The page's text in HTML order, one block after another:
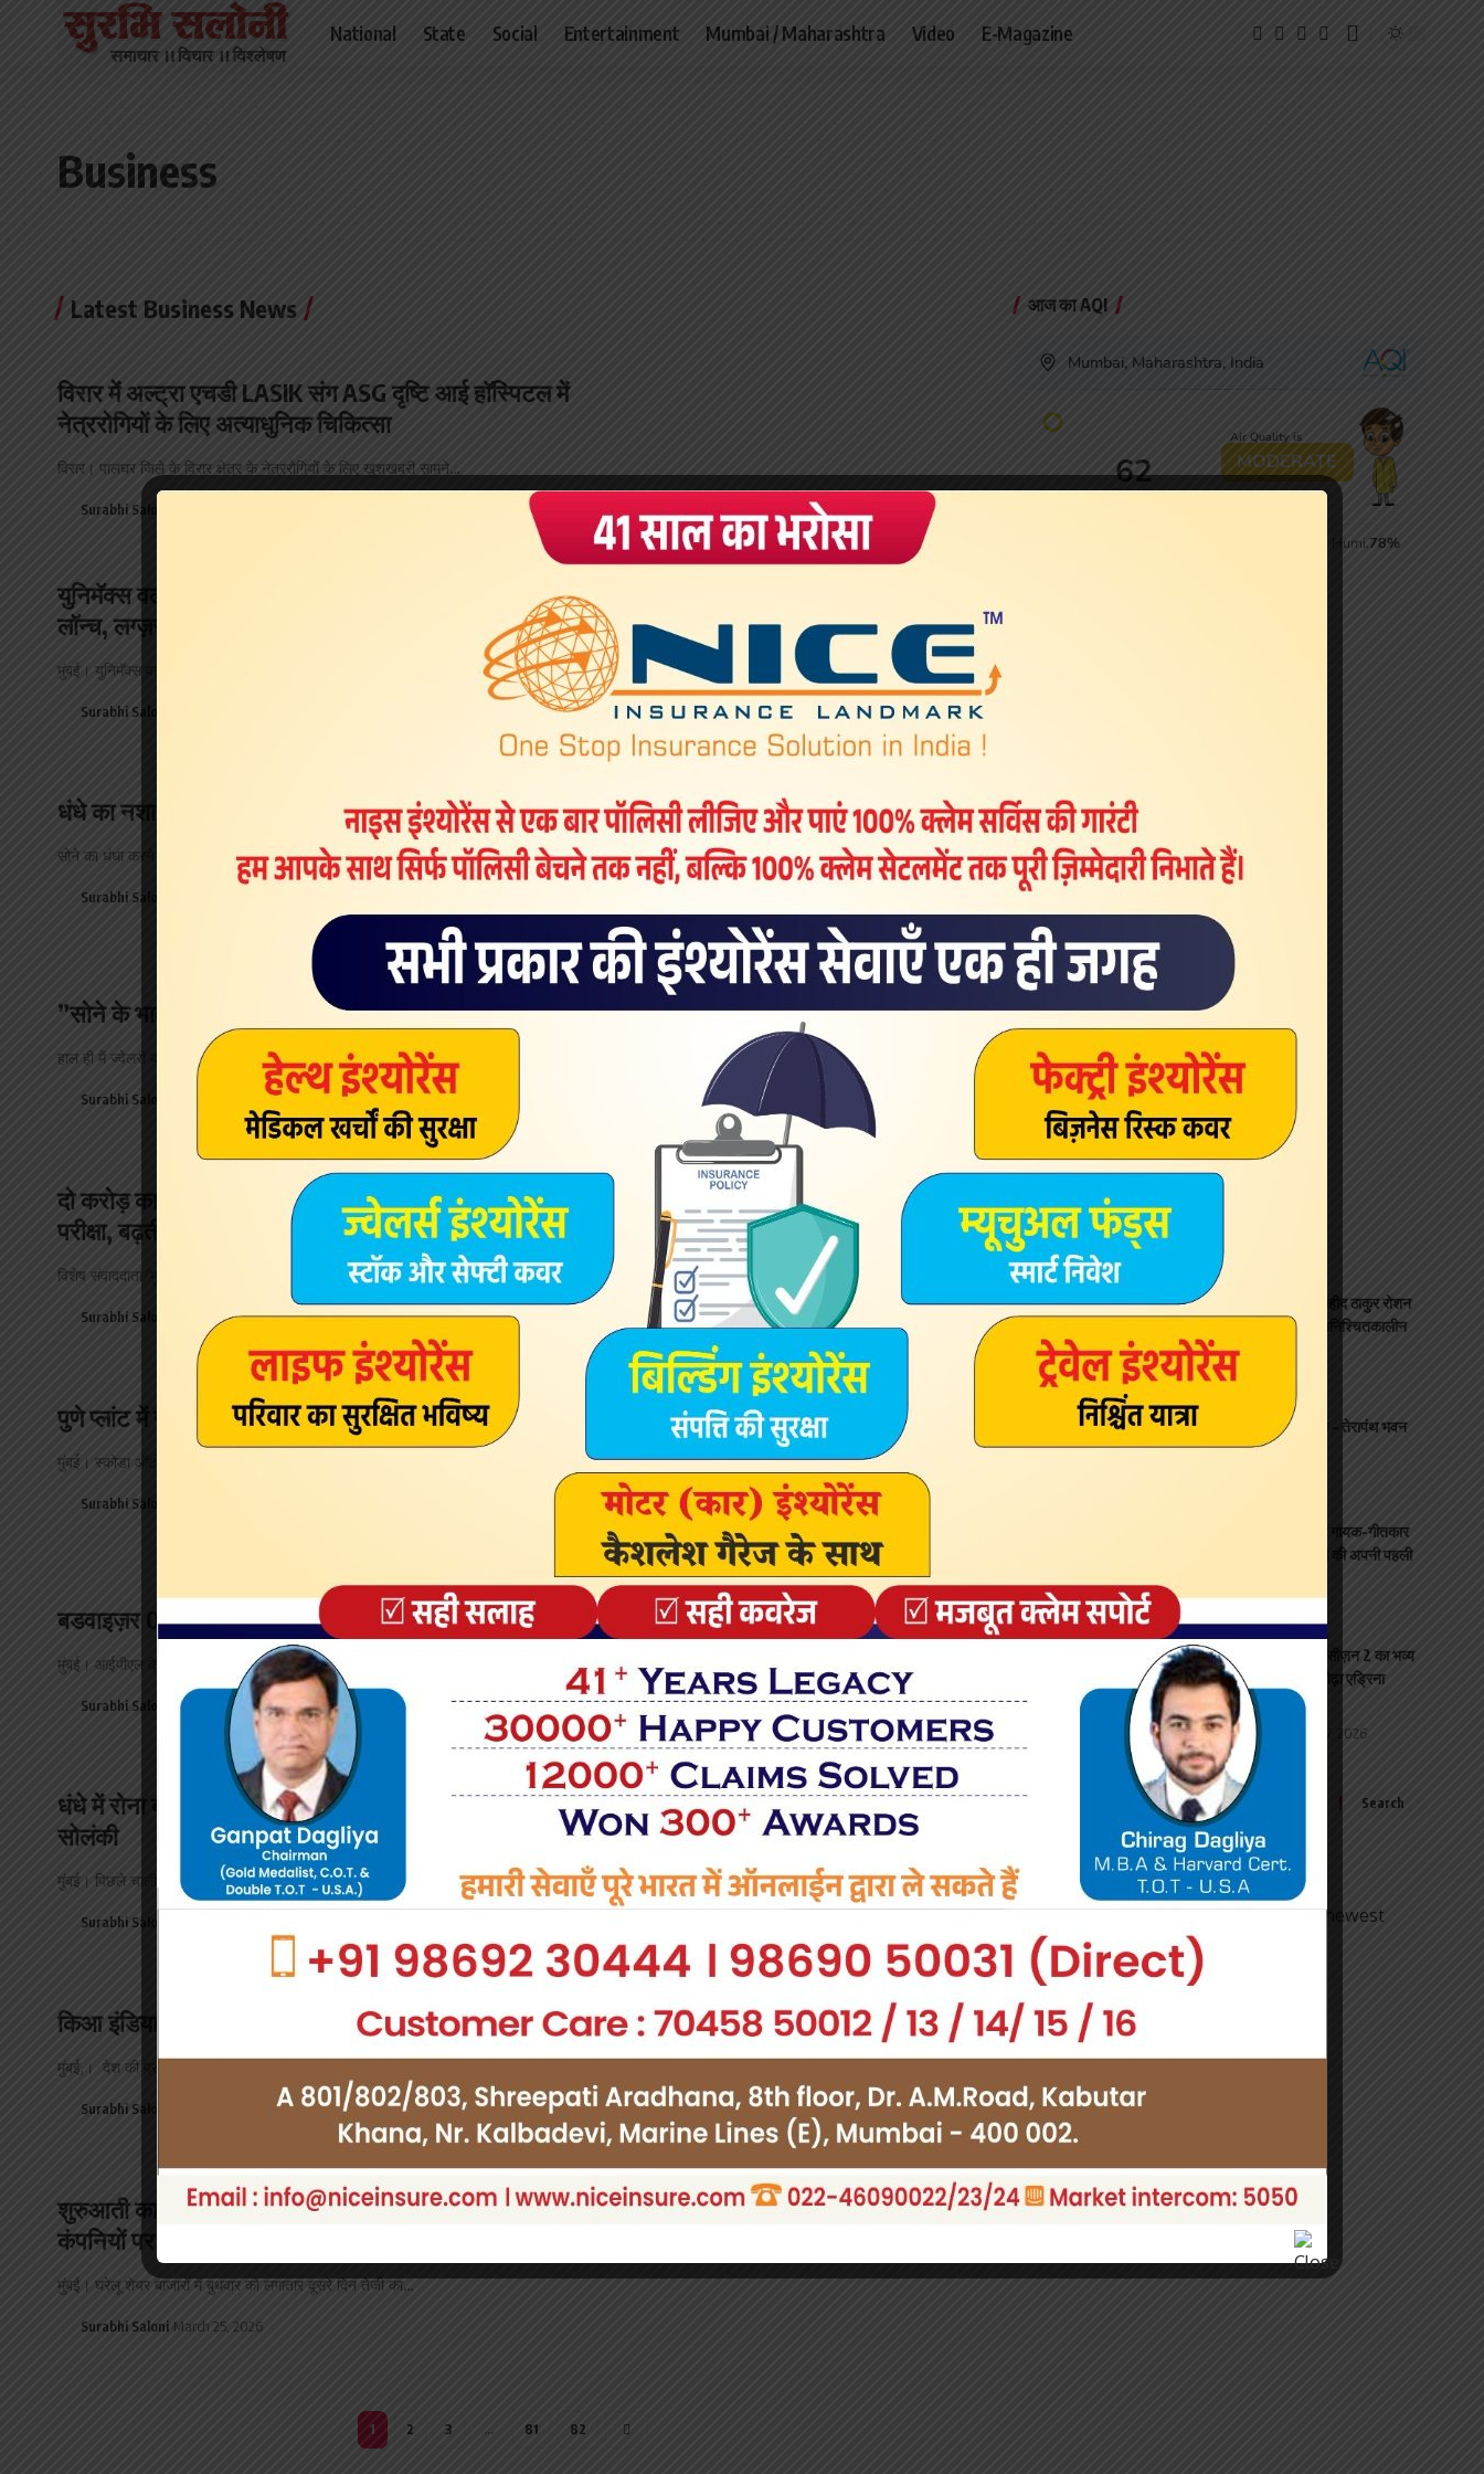
National State Social Entertainment Mumbai / Maharashtra Video E-Magazine
Business
Latest Business News
विरार में अल्ट्रा एचडी LASIK संग ASG दृष्टि आई हॉस्पिटल में
नेत्ररोगियों के लिए अत्याधुनिक चिकित्सा
विरार। पालघर जिले के विरार क्षेत्र के नेत्ररोगियों के लिए खुशखबरी सामने…
Surabhi Saloni
युनिमॅक्स वर्ल्ड ने डोंबिवली ईस्ट में ‘ऑक्सीलक्स लिव्हिंग’ किया
लॉन्च, लग्ज़री लिविंग में एक नया बेंचमार्क !
मुंबई। युनिमॅक्स वर्ल्ड ने आज डोंबिवली ईस्ट में युनिमॅक्स लाईफ के तहत…
Surabhi Saloni
धंधे का नशा या लक्ष्य की दिशा?
सोने का धंधा करने वालों को सोने का नशा है, मेटल वालों…
Surabhi Saloni
”सोने के भाव: सवाल सिर्फ ‘कब’ का नहीं, ‘क्यों’ समझने का है”
हाल ही में ज्वेलरी बाजार के एक बहुत बड़े और अनुभवी कारोबारी…
Surabhi Saloni
दो करोड़ का फैसला: दादा के सामने जीवन की सबसे कठिन
परीक्षा, बढ़ती महंगाई ने खड़े किए नए सवाल
विशेष संवाददाता/मुंबई। एक दिल दहला देने वाला और सोचने पर मजबूर कर देने…
Surabhi Saloni April 8, 2026
पुणे प्लांट में नई टाइगुन का उत्पादन शुरू
मुंबई। स्कोडा ऑटो फॉक्सवैगन इंडिया प्राइवेट लिमिटेड (SAVWIPL) ने आज पुणे स्थित…
Surabhi Saloni
बडवाइज़र 0.0 ने मुंबई इंडियंस के साथ साझेदारी की घोषणा की
मुंबई। आईपीएल के नए सीजन के लिए बडवाइज़र 0.0 ने मुंबई इंडियंस…
Surabhi Saloni April 3, 2026
धंधे में रोना बंद करे, प्रोफेशनल बने, वेल्थ बनाएं: भरतकुमार
सोलंकी
मुंबई। पिछले चालीस वर्षों से अधिक समय से वस्त्र, मेटल, इलेक्ट्रॉनिक और…
Surabhi Saloni
किआ इंडिया ने मार्च में 29,112 यूनिट्स की बिक्री दर्ज की
मुंबई,। देश की प्रमुख मास-प्रीमियम कार कंपनियों में से एक, किआ इंडिया…
Surabhi Saloni
शुरुआती कारोबार में सेंसेक्स 800 अंक से ज्यादा उछला, आईटी
कंपनियों पर दबाव
मुंबई। घरेलू शेयर बाजारों में बुधवार को लगातार दूसरे दिन तेजी का…
Surabhi Saloni March 25, 2026
1 2 3 … 81 82
आज का AQI
Latest News
एसआरएन अस्पताल का नाम अमर शहीद ठाकुर रोशन
सिंह के नाम पर करने की मांग तेज, अनिश्चितकालीन
धरना दूसरे दिन भी जारी
state August 7, 2026
तप अभिनंदन कार्यक्रम का आयोजन – तेरापंथ भवन
ट्रिप्लीकेन
यश राज फिल्म्स के ‘राह रिकॉर्ड्स’ ने गायक-गीतकार
अमन के पहले गीत ‘जादूगरी’ के साथ की अपनी पहली
entertainment
विन्ध्य आइकॉनिक बिजनेस अवॉर्ड – सीज़न 2 का भव्य
समारोह 7 अगस्त की शाम मुंबई के लोढ़ा एड्रिना
सभागार में
Mumbai / Maharshtra August 7, 2026
Sign Up for Our Newsletter
Subscribe to our newsletter to get our newest
articles instantly!